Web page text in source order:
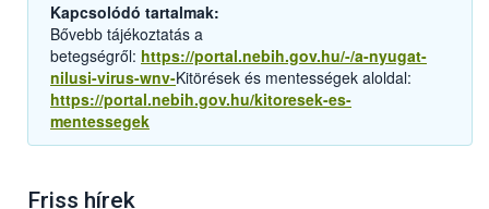
Kapcsolódó tartalmak:
Bővebb tájékoztatás a
betegségről: https://portal.nebih.gov.hu/-/a-nyugat-
nilusi-virus-wnv-Kitörések és mentességek aloldal:
https://portal.nebih.gov.hu/kitoresek-es-
mentessegek
Friss hírek